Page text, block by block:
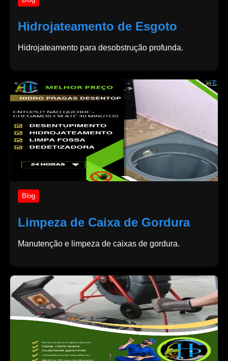
Hidrojateamento de Esgoto
Hidrojateamento para desobstrução profunda.
Blog
Limpeza de Caixa de Gordura
Manutenção e limpeza de caixas de gordura.